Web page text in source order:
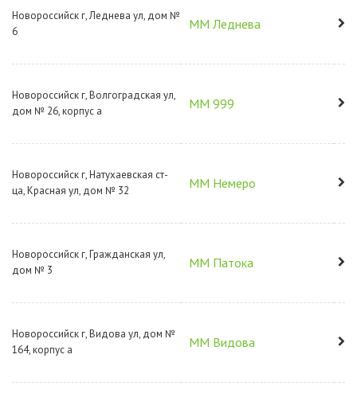
Новороссийск г, Леднева ул, дом №
6
ММ Леднева
Новороссийск г, Волгоградская ул,
дом № 26, корпус а
ММ 999
Новороссийск г, Натухаевская ст-
ца, Красная ул, дом № 32
ММ Немеро
Новороссийск г, Гражданская ул,
дом № 3
ММ Патока
Новороссийск г, Видова ул, дом №
164, корпус а
ММ Видова